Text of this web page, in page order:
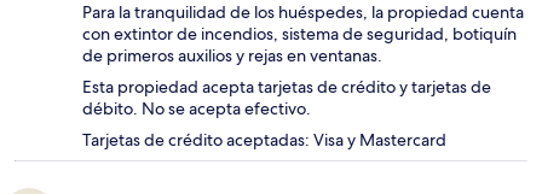
Para la tranquilidad de los huéspedes, la propiedad cuenta
con extintor de incendios, sistema de seguridad, botiquín
de primeros auxilios y rejas en ventanas.
Esta propiedad acepta tarjetas de crédito y tarjetas de
débito. No se acepta efectivo.
Tarjetas de crédito aceptadas: Visa y Mastercard